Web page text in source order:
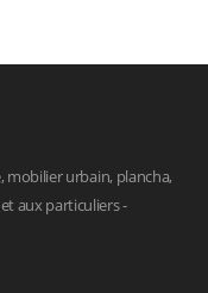
mobilier urbain, plancha,
aux particuliers -